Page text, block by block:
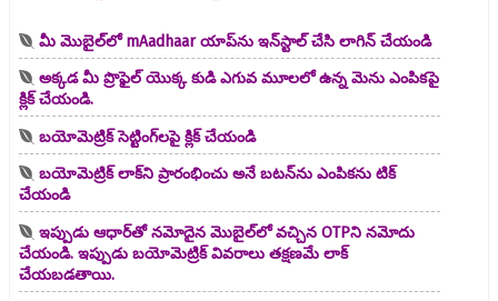
మీ మొబైల్‌లో mAadhaar యాప్‌ను ఇన్‌స్టాల్ చేసి లాగిన్ చేయండి
అక్కడ మీ ప్రొఫైల్ యొక్క కుడి ఎగువ మూలలో ఉన్న మెను ఎంపికపై
క్లిక్ చేయండి.
బయోమెట్రిక్ సెట్టింగ్‌లపై క్లిక్ చేయండి
బయోమెట్రిక్ లాక్‌ని ప్రారంభించు అనే బటన్‌ను ఎంపికను టిక్
చేయండి
ఇప్పుడు ఆధార్‌తో నమోదైన మొబైల్‌లో వచ్చిన OTPని నమోదు
చేయండి. ఇప్పుడు బయోమెట్రిక్ వివరాలు తక్షణమే లాక్
చేయబడతాయి.